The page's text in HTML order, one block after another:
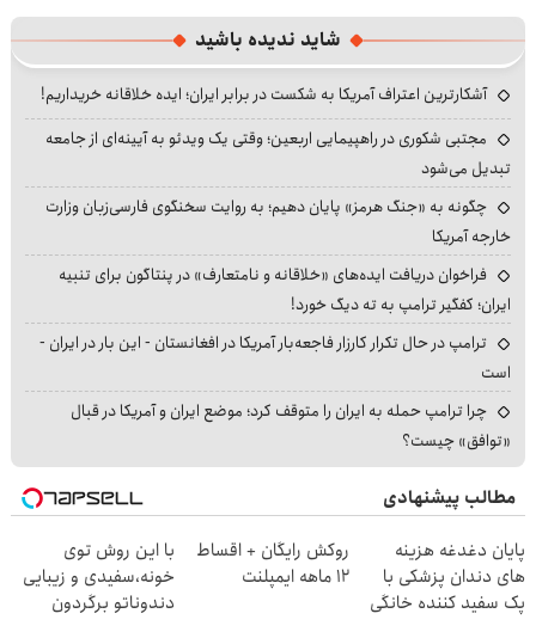
شاید ندیده باشید
آشکارترین اعتراف آمریکا به شکست در برابر ایران؛ ایده خلاقانه خریداریم!
مجتبی شکوری در راهپیمایی اربعین؛ وقتی یک ویدئو به آیینه‌ای از جامعه
تبدیل می‌شود
چگونه به «جنگ هرمز» پایان دهیم؛ به روایت سخنگوی فارسی‌زبان وزارت
خارجه آمریکا
فراخوان دریافت ایده‌های «خلاقانه و نامتعارف» در پنتاگون برای تنبیه
ایران؛ کفگیر ترامپ به ته دیگ خورد!
ترامپ در حال تکرار کارزار فاجعه‌بار آمریکا در افغانستان - این بار در ایران -
است
چرا ترامپ حمله به ایران را متوقف کرد؛ موضع ایران و آمریکا در قبال
«توافق» چیست؟
مطالب پیشنهادی
پایان دغدغه هزینه
های دندان پزشکی با
پک سفید کننده خانگی
روکش رایگان + اقساط
۱۲ ماهه ایمپلنت
با این روش توی
خونه،سفیدی و زیبایی
دندوناتو برگردون